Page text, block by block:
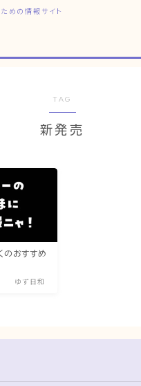
めの情報サイト
均
の日常
ビア
TAG
新発売
のおすすめ
ゆず日和